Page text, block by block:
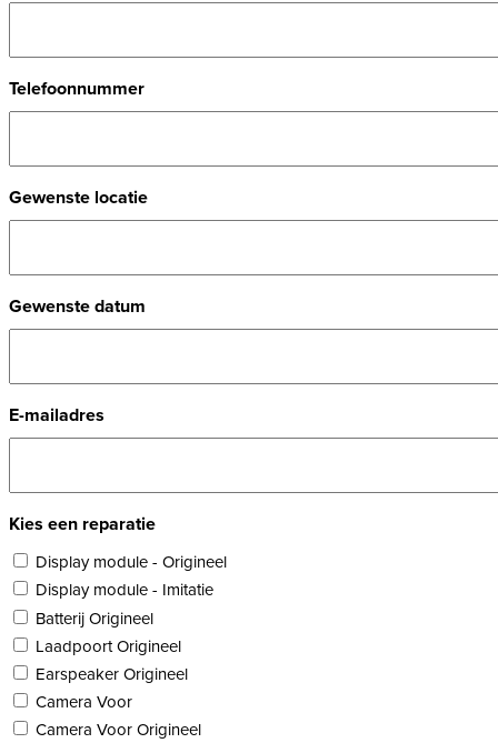
Telefoonnummer
Gewenste locatie
Gewenste datum
E-mailadres
Kies een reparatie
Display module - Origineel
Display module - Imitatie
Batterij Origineel
Laadpoort Origineel
Earspeaker Origineel
Camera Voor
Camera Voor Origineel